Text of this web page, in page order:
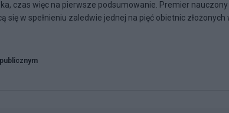
czas więc na pierwsze podsumowanie. Premier nauczony
się w spełnieniu zaledwie jednej na pięć obietnic złożonych